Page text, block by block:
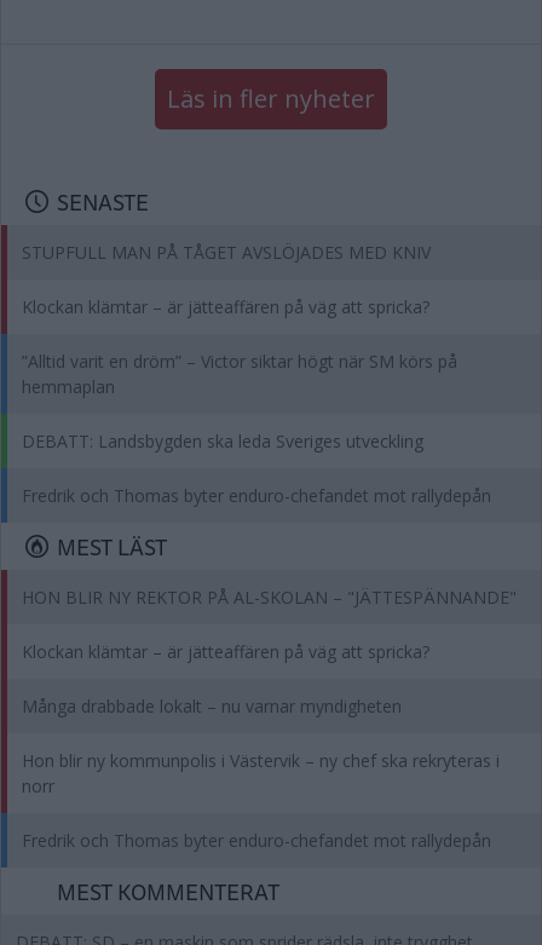
Läs in fler nyheter
SENASTE
STUPFULL MAN PÅ TÅGET AVSLÖJADES MED KNIV
Klockan klämtar – är jätteaffären på väg att spricka?
”Alltid varit en dröm” – Victor siktar högt när SM körs på
hemmaplan
DEBATT: Landsbygden ska leda Sveriges utveckling
Fredrik och Thomas byter enduro-chefandet mot rallydepån
MEST LÄST
HON BLIR NY REKTOR PÅ AL-SKOLAN – "JÄTTESPÄNNANDE"
Klockan klämtar – är jätteaffären på väg att spricka?
Många drabbade lokalt – nu varnar myndigheten
Hon blir ny kommunpolis i Västervik – ny chef ska rekryteras i
norr
Fredrik och Thomas byter enduro-chefandet mot rallydepån
MEST KOMMENTERAT